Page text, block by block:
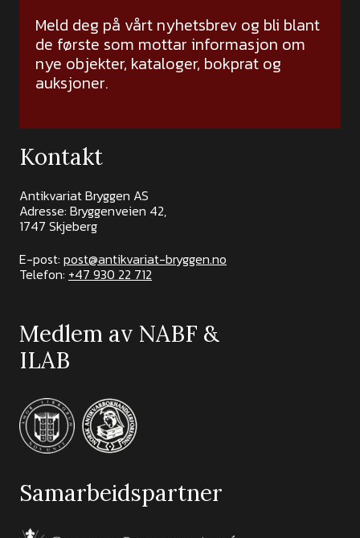
Meld deg på vårt nyhetsbrev og bli blant
de første som mottar informasjon om
nye objekter, kataloger, bokprat og
auksjoner.
Kontakt
Antikvariat Bryggen AS
Adresse: Bryggenveien 42,
1747 Skjeberg
E-post: post@antikvariat-bryggen.no
Telefon: +47 930 22 712
Medlem av NABF &
ILAB
Samarbeidspartner